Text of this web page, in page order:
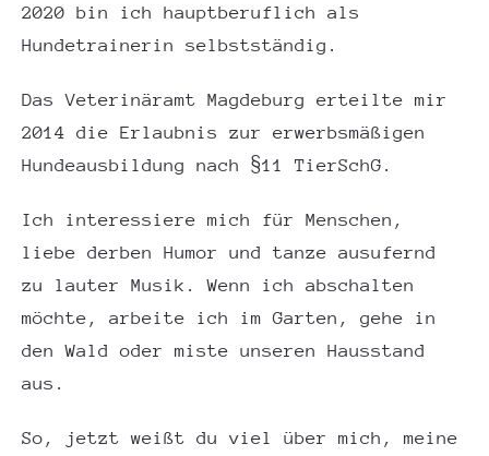
2020 bin ich hauptberuflich als
Hundetrainerin selbstständig.
Das Veterinäramt Magdeburg erteilte mir
2014 die Erlaubnis zur erwerbsmäßigen
Hundeausbildung nach §11 TierSchG.
Ich interessiere mich für Menschen,
liebe derben Humor und tanze ausufernd
zu lauter Musik. Wenn ich abschalten
möchte, arbeite ich im Garten, gehe in
den Wald oder miste unseren Hausstand
aus.
So, jetzt weißt du viel über mich, meine